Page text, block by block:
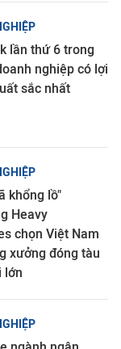
lần thứ 6 trong
nghiệp có lợi
sắc nhất
khổng lồ"
Heavy
chọn Việt Nam
xưởng đóng tàu
lớn